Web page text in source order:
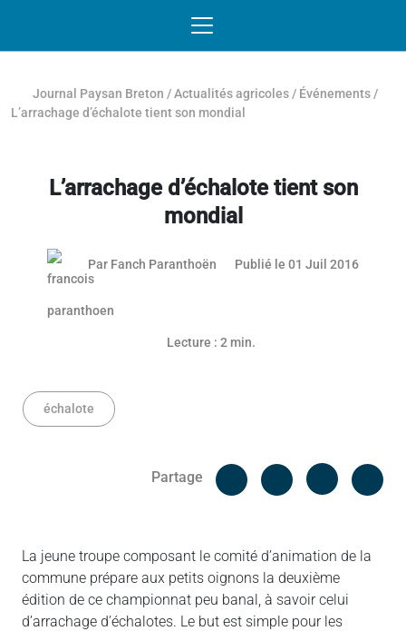
Journal Paysan Breton /Actualités agricoles / Événements /
L’arrachage d’échalote tient son mondial
L’arrachage d’échalote tient son
mondial
Par Fanch Paranthoën Publié le 01 Juil 2016
Lecture : 2 min.
échalote
Partage
Facebook
La jeune troupe composant le comité d’animation de la
commune prépare aux petits oignons la deuxième
édition de ce championnat peu banal, à savoir celui
d’arrachage d’échalotes. Le but est simple pour les